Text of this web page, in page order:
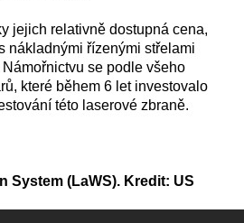
jejich relativně dostupná cena,
nákladnými řízenými střelami
se podle všeho
které během 6 let investovalo
této laserové zbraně.
System (LaWS). Kredit: US